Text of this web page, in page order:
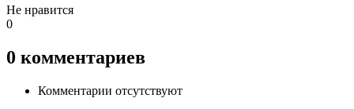
Не нравится
0
0 комментариев
Комментарии отсутствуют